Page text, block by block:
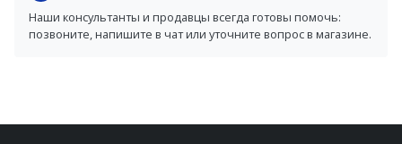
Наши консультанты и продавцы всегда готовы помочь:
позвоните, напишите в чат или уточните вопрос в магазине.